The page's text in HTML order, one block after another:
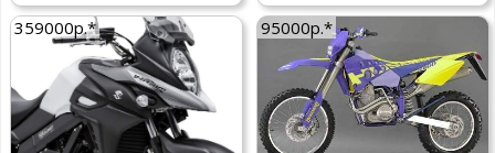
359000р.* 95000р.*